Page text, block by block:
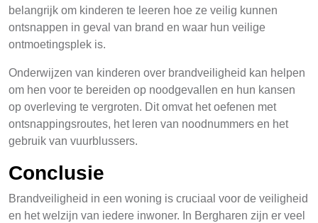
belangrijk om kinderen te leeren hoe ze veilig kunnen
ontsnappen in geval van brand en waar hun veilige
ontmoetingsplek is.
Onderwijzen van kinderen over brandveiligheid kan helpen
om hen voor te bereiden op noodgevallen en hun kansen
op overleving te vergroten. Dit omvat het oefenen met
ontsnappingsroutes, het leren van noodnummers en het
gebruik van vuurblussers.
Conclusie
Brandveiligheid in een woning is cruciaal voor de veiligheid
en het welzijn van iedere inwoner. In Bergharen zijn er veel